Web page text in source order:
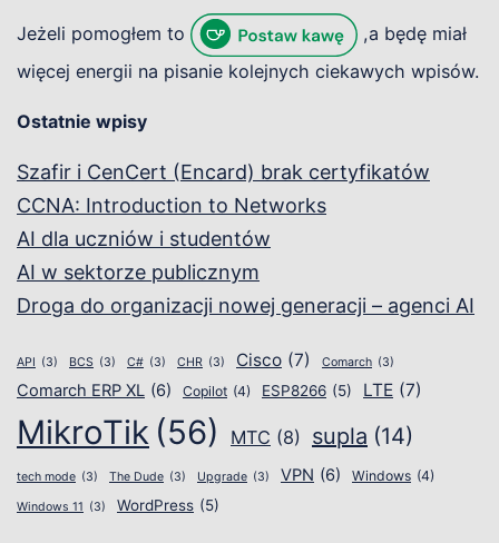
Jeżeli pomogłem to
,a będę miał
więcej energii na pisanie kolejnych ciekawych wpisów.
Ostatnie wpisy
Szafir i CenCert (Encard) brak certyfikatów
CCNA: Introduction to Networks
AI dla uczniów i studentów
AI w sektorze publicznym
Droga do organizacji nowej generacji – agenci AI
API (3) BCS (3) C# (3) CHR (3) Cisco (7) Comarch (3)
Comarch ERP XL (6) Copilot (4) ESP8266 (5) LTE (7)
MikroTik (56) MTC (8) supla (14)
tech mode (3) The Dude (3) Upgrade (3) VPN (6) Windows (4)
Windows 11 (3) WordPress (5)